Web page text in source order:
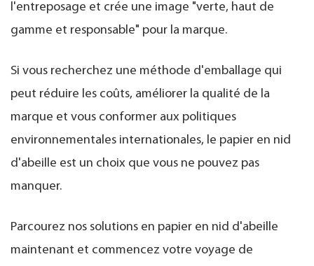
l'entreposage et crée une image "verte, haut de
gamme et responsable" pour la marque.
Si vous recherchez une méthode d'emballage qui
peut réduire les coûts, améliorer la qualité de la
marque et vous conformer aux politiques
environnementales internationales, le papier en nid
d'abeille est un choix que vous ne pouvez pas
manquer.
Parcourez nos solutions en papier en nid d'abeille
maintenant et commencez votre voyage de